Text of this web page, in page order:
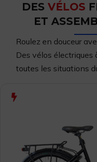
DES VÉLOS
ET
Roulez en douceur
Des vélos électriques
toutes les situations